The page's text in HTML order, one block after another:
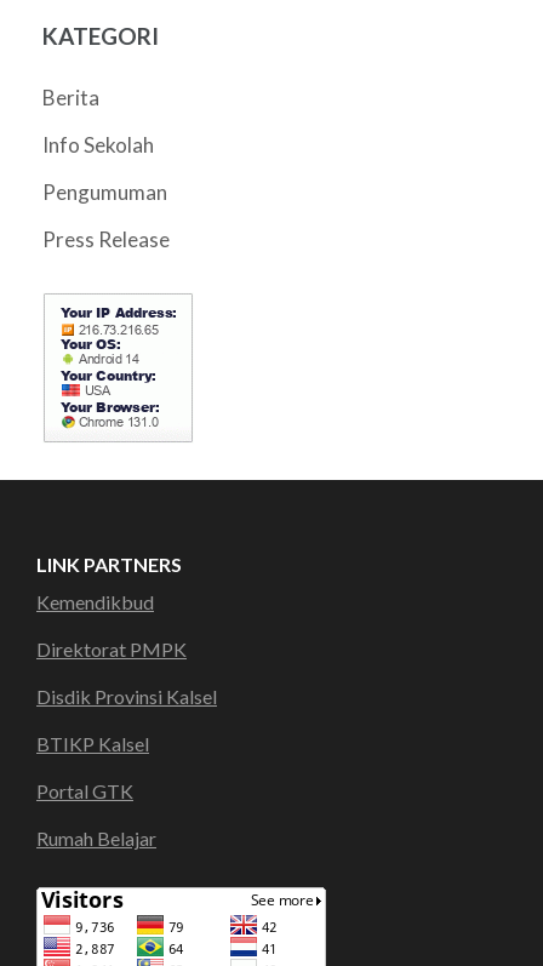
KATEGORI
Berita
Info Sekolah
Pengumuman
Press Release
LINK PARTNERS
Kemendikbud
Direktorat PMPK
Disdik Provinsi Kalsel
BTIKP Kalsel
Portal GTK
Rumah Belajar